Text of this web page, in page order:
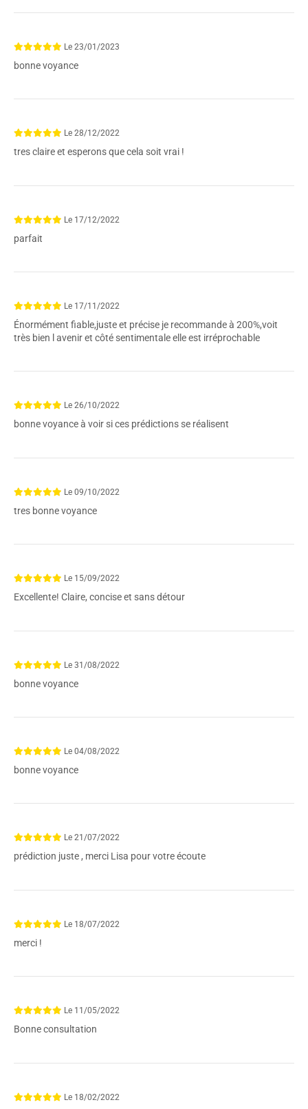
Le 23/01/2023
bonne voyance
Le 28/12/2022
tres claire et esperons que cela soit vrai !
Le 17/12/2022
parfait
Le 17/11/2022
Énormément fiable,juste et précise je recommande à 200%,voit
très bien l avenir et côté sentimentale elle est irréprochable
Le 26/10/2022
bonne voyance à voir si ces prédictions se réalisent
Le 09/10/2022
tres bonne voyance
Le 15/09/2022
Excellente! Claire, concise et sans détour
Le 31/08/2022
bonne voyance
Le 04/08/2022
bonne voyance
Le 21/07/2022
prédiction juste , merci Lisa pour votre écoute
Le 18/07/2022
merci !
Le 11/05/2022
Bonne consultation
Le 18/02/2022